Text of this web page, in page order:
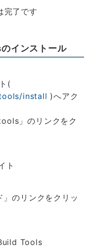
完了です
インストール
(
install )へアク
」のリンクをク
のリンクをクリッ